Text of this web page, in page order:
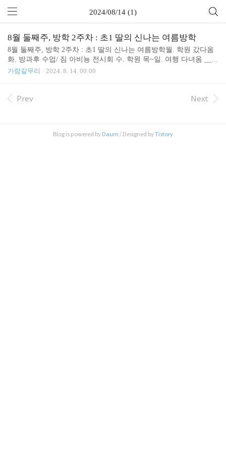
2024/08/14 (1)
8월 둘째주, 방학 2주차 : 초1 딸의 신나는 여름방학
8월 둘째주, 방학 2주차 : 초1 딸의 신나는 여름방학월. 학원 갔다옴
화. 방과후 수업/ 짐 아비뇽 전시회 수. 학원 목~일. 여행 다녀옴 ____
__ 아이는 신나는 여름방학. 이번주도 목요일에 광복절이 있다. 아빠
주차 : 초1 딸의 신나는 여름방학월.동네 점핑 키즈까페 + 화.아쿠아
가람갈무리 2024. 8. 14. 00:00
Prev Next
Blog is powered by Daum / Designed byTistory